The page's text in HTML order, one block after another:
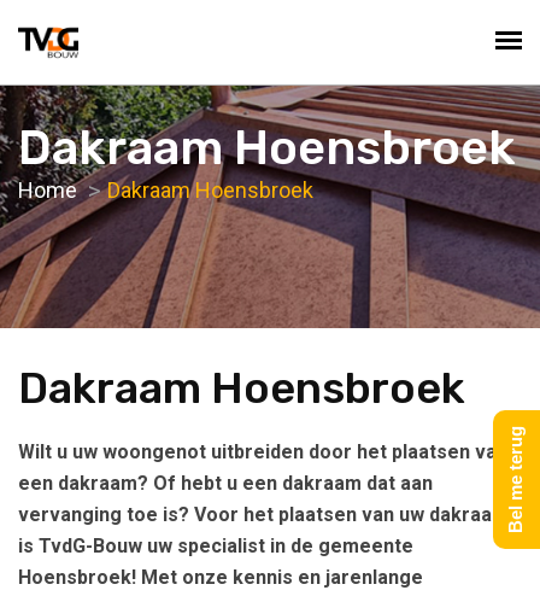
Dakraam Hoensbroek
Home Dakraam Hoensbroek
Dakraam Hoensbroek
Wilt u uw woongenot uitbreiden door het plaatsen van
een dakraam? Of hebt u een dakraam dat aan
vervanging toe is? Voor het plaatsen van uw dakraam,
is TvdG-Bouw uw specialist in de gemeente
Hoensbroek! Met onze kennis en jarenlange
Bel me terug